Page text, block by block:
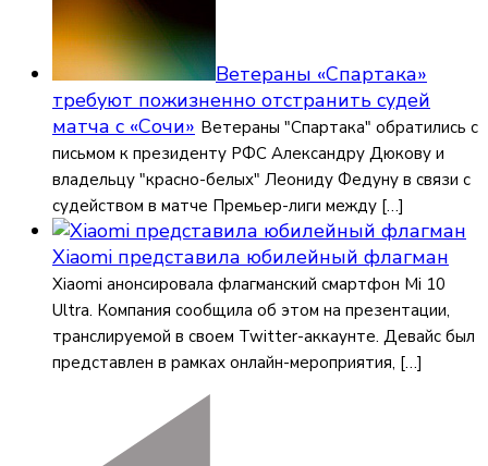
Ветераны «Спартака»
требуют пожизненно отстранить судей
матча с «Сочи» Ветераны "Спартака" обратились с
письмом к президенту РФС Александру Дюкову и
владельцу "красно-белых" Леониду Федуну в связи с
судейством в матче Премьер-лиги между […]
Xiaomi представила юбилейный флагман
Xiaomi анонсировала флагманский смартфон Mi 10
Ultra. Компания сообщила об этом на презентации,
транслируемой в своем Twitter-аккаунте. Девайс был
представлен в рамках онлайн-мероприятия, […]